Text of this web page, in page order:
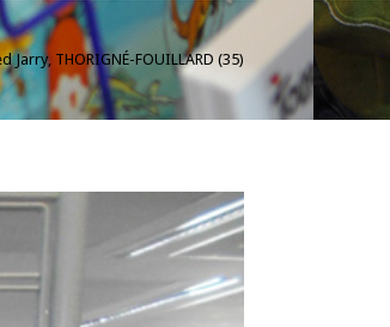
THORIGNÉ-FOUILLARD (35)